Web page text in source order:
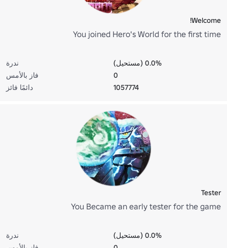
Welcome!
You joined Hero's World for the first time
ندرة
0.0% (مستحيل)
فاز بالأمس
0
دائمًا فائز
1057774
Tester
You Became an early tester for the game
ندرة
0.0% (مستحيل)